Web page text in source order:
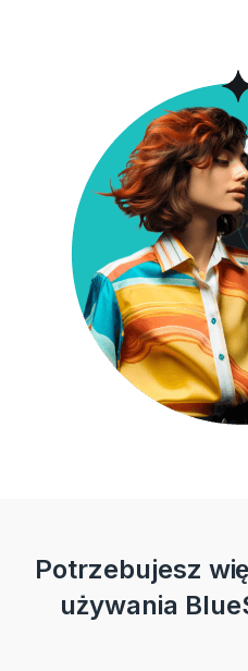
Potrzebujesz
używania